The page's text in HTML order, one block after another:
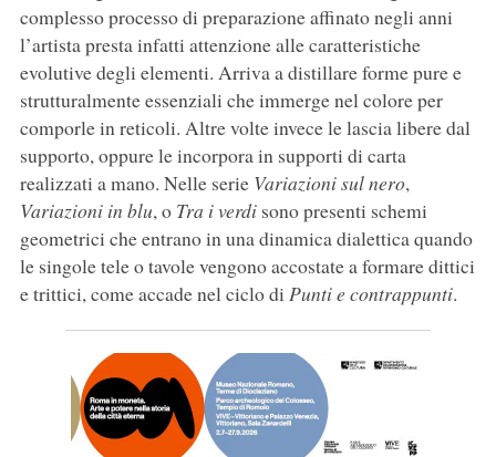
complesso processo di preparazione affinato negli anni
l’artista presta infatti attenzione alle caratteristiche
evolutive degli elementi. Arriva a distillare forme pure e
strutturalmente essenziali che immerge nel colore per
comporle in reticoli. Altre volte invece le lascia libere dal
supporto, oppure le incorpora in supporti di carta
realizzati a mano. Nelle serie Variazioni sul nero,
Variazioni in blu, o Tra i verdisono presenti schemi
geometrici che entrano in una dinamica dialettica quando
le singole tele o tavole vengono accostate a formare dittici
e trittici, come accade nel ciclo di Punti e contrappunti.